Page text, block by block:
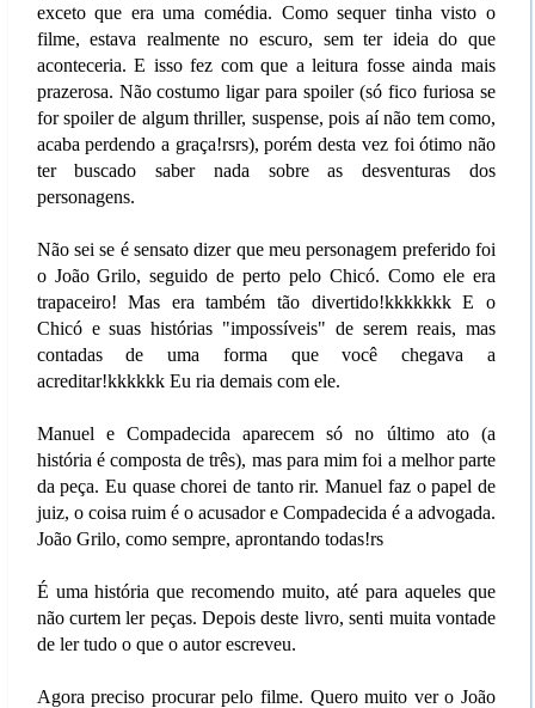
exceto que era uma comédia. Como sequer tinha visto o
filme, estava realmente no escuro, sem ter ideia do que
aconteceria. E isso fez com que a leitura fosse ainda mais
prazerosa. Não costumo ligar para spoiler (só fico furiosa se
for spoiler de algum thriller, suspense, pois aí não tem como,
acaba perdendo a graça!rsrs), porém desta vez foi ótimo não
ter buscado saber nada sobre as desventuras dos
personagens.
Não sei se é sensato dizer que meu personagem preferido foi
o João Grilo, seguido de perto pelo Chicó. Como ele era
trapaceiro! Mas era também tão divertido!kkkkkkk E o
Chicó e suas histórias "impossíveis" de serem reais, mas
contadas de uma forma que você chegava a
acreditar!kkkkkk Eu ria demais com ele.
Manuel e Compadecida aparecem só no último ato (a
história é composta de três), mas para mim foi a melhor parte
da peça. Eu quase chorei de tanto rir. Manuel faz o papel de
juiz, o coisa ruim é o acusador e Compadecida é a advogada.
João Grilo, como sempre, aprontando todas!rs
É uma história que recomendo muito, até para aqueles que
não curtem ler peças. Depois deste livro, senti muita vontade
de ler tudo o que o autor escreveu.
Agora preciso procurar pelo filme. Quero muito ver o João